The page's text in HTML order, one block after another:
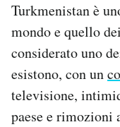
Turkmenistan è
mondo e quello
considerato uno
esistono, con un
televisione,
paese e